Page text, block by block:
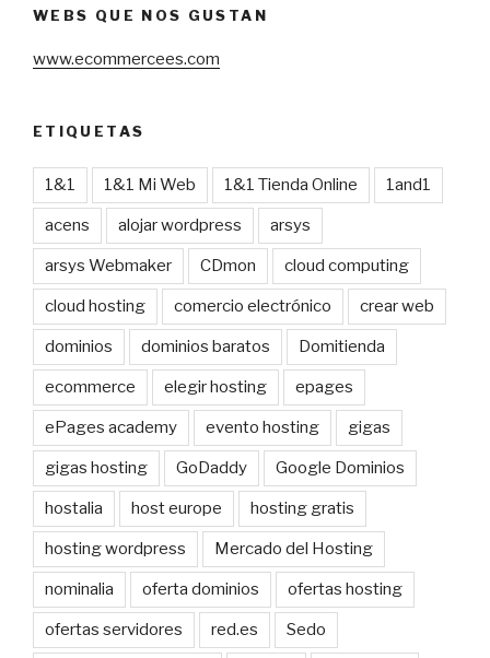
WEBS QUE NOS GUSTAN
www.ecommercees.com
ETIQUETAS
1&1 1&1 Mi Web 1&1 Tienda Online 1and1
acens alojar wordpress arsys
arsys Webmaker CDmon cloud computing
cloud hosting comercio electrónico crear web
dominios dominios baratos Domitienda
ecommerce elegir hosting epages
ePages academy evento hosting gigas
gigas hosting GoDaddy Google Dominios
hostalia host europe hosting gratis
hosting wordpress Mercado del Hosting
nominalia oferta dominios ofertas hosting
ofertas servidores red.es Sedo